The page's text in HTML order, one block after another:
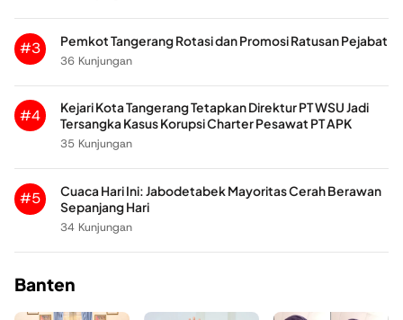
#3
Pemkot Tangerang Rotasi dan Promosi Ratusan Pejabat
36 Kunjungan
#4
Kejari Kota Tangerang Tetapkan Direktur PT WSU Jadi
Tersangka Kasus Korupsi Charter Pesawat PT APK
35 Kunjungan
#5
Cuaca Hari Ini: Jabodetabek Mayoritas Cerah Berawan
Sepanjang Hari
34 Kunjungan
Banten